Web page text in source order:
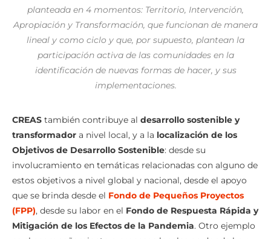
planteada en 4 momentos: Territorio, Intervención,
Apropiación y Transformación, que funcionan de manera
lineal y como ciclo y que, por supuesto, plantean la
participación activa de las comunidades en la
identificación de nuevas formas de hacer, y sus
implementaciones.
CREAS también contribuye al desarrollo sostenible y
transformador a nivel local, y a la localización de los
Objetivos de Desarrollo Sostenible: desde su
involucramiento en temáticas relacionadas con alguno de
estos objetivos a nivel global y nacional, desde el apoyo
que se brinda desde el Fondo de Pequeños Proyectos
(FPP), desde su labor en el Fondo de Respuesta Rápida y
Mitigación de los Efectos de la Pandemia. Otro ejemplo